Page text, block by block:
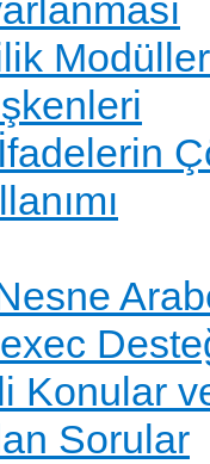
Konular
Sorular